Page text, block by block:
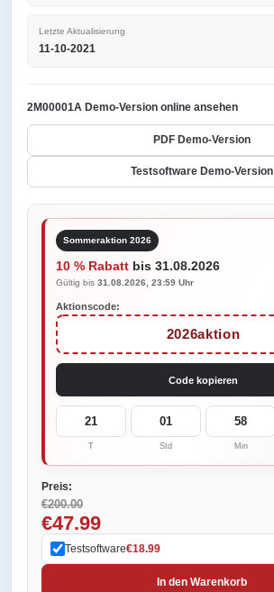
Letzte Aktualisierung
11-10-2021
2M00001A Demo-Version online ansehen
PDF Demo-Version
Testsoftware Demo-Version
Sommeraktion 2026
10 % Rabatt bis 31.08.2026
Gültig bis 31.08.2026, 23:59 Uhr
Aktionscode:
2026aktion
Code kopieren
21
T
01
Std
58
Min
Preis:
€200.00
€47.99
Testsoftware€18.99
In den Warenkorb